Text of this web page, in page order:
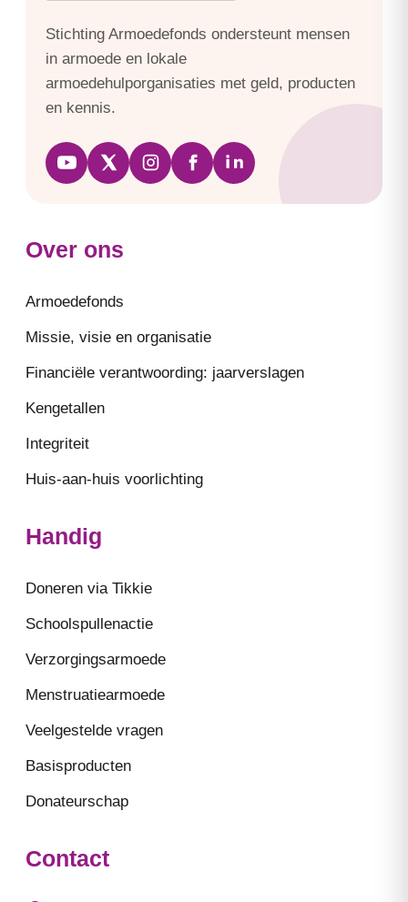
Stichting Armoedefonds ondersteunt mensen
in armoede en lokale
armoedehulporganisaties met geld, producten
en kennis.
Over ons
Armoedefonds
Missie, visie en organisatie
Financiële verantwoording: jaarverslagen
Kengetallen
Integriteit
Huis-aan-huis voorlichting
Handig
Doneren via Tikkie
Schoolspullenactie
Verzorgingsarmoede
Menstruatiearmoede
Veelgestelde vragen
Basisproducten
Donateurschap
Contact